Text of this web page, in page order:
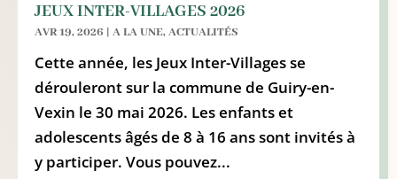
JEUX INTER-VILLAGES 2026
AVR 19, 2026 | A LA UNE,ACTUALITÉS
Cette année, les Jeux Inter-Villages se
dérouleront sur la commune de Guiry-en-
Vexin le 30 mai 2026. Les enfants et
adolescents âgés de 8 à 16 ans sont invités à
y participer. Vous pouvez...